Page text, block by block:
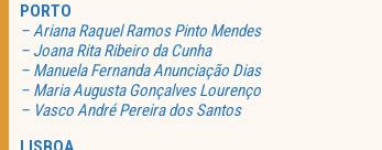
PORTO
– Ariana Raquel Ramos Pinto Mendes
– Joana Rita Ribeiro da Cunha
– Manuela Fernanda Anunciação Dias
– Maria Augusta Gonçalves Lourenço
– Vasco André Pereira dos Santos